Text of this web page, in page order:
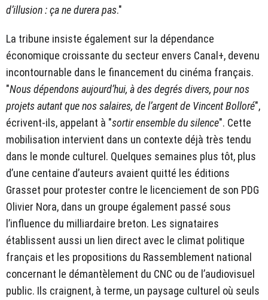
d’illusion : ça ne durera pas."
La tribune insiste également sur la dépendance
économique croissante du secteur envers Canal+, devenu
incontournable dans le financement du cinéma français.
"Nous dépendons aujourd’hui, à des degrés divers, pour nos
projets autant que nos salaires, de l’argent de Vincent Bolloré",
écrivent-ils, appelant à "sortir ensemble du silence". Cette
mobilisation intervient dans un contexte déjà très tendu
dans le monde culturel. Quelques semaines plus tôt, plus
d’une centaine d’auteurs avaient quitté les éditions
Grasset pour protester contre le licenciement de son PDG
Olivier Nora, dans un groupe également passé sous
l’influence du milliardaire breton. Les signataires
établissent aussi un lien direct avec le climat politique
français et les propositions du Rassemblement national
concernant le démantèlement du CNC ou de l’audiovisuel
public. Ils craignent, à terme, un paysage culturel où seuls